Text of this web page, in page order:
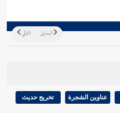
التالي السابق
عناوين الشجرة تخريج حديث